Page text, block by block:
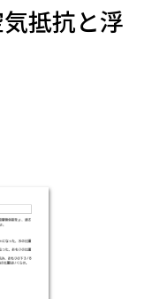
抵抗と浮